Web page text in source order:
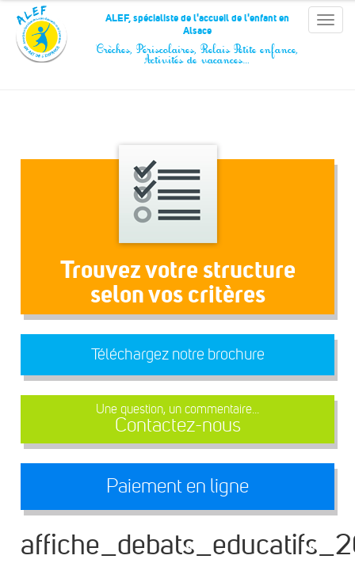
Panneau de gestion des cookies
Toggle
ALEF, spécialiste de l'accueil de l'enfant en
Alsace
Crèches, Périscolaires, Relais Petite enfance,
Activités de vacances…
Trouvez votre structure
selon vos critères
Téléchargez notre brochure
Une question, un commentaire...
Contactez-nous
Paiement en ligne